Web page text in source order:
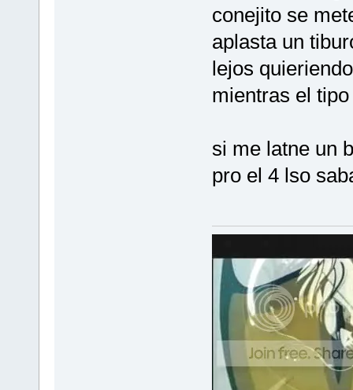
conejito se
aplasta un
lejos
mientras el
si me latne un
pro el 4 lso